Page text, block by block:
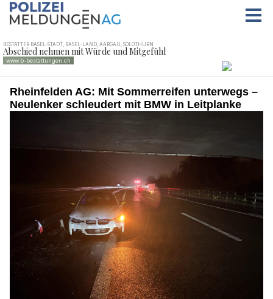
Rheinfelden AG: Mit Sommerreifen unterwegs –
Neulenker schleudert mit BMW in Leitplanke